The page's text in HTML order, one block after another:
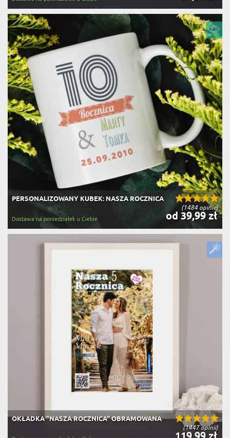
(1484 opinie)
PERSONALIZOWANY KUBEK: NASZA ROCZNICA
od 39,99 zł
Dostawa na poniedziałek u Ciebie
(1447 opinii)
OKŁADKA "NASZA ROCZNICA" OBRAMOWANA